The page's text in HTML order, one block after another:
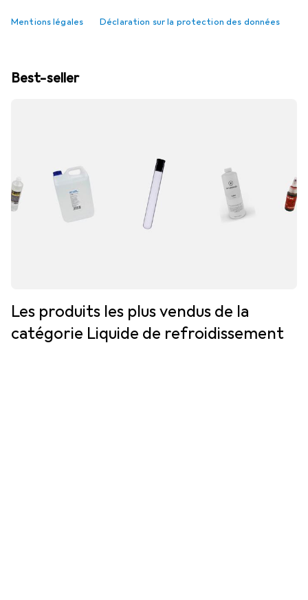
Mentions légales Déclaration sur la protection des données
Kevin Hofer 112 likes
112 60 commentaires
60
Best-seller
Les produits les plus vendus de la
catégorie Liquide de refroidissement